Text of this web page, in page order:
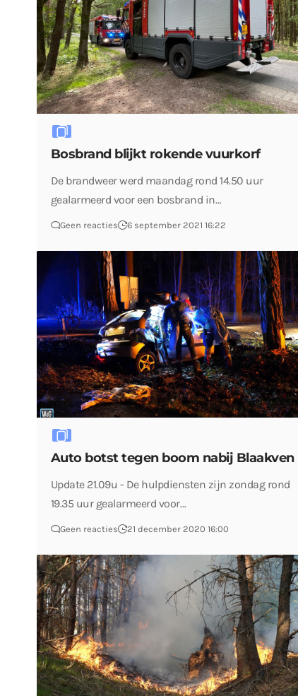
Bosbrand blijkt rokende vuurkorf
De brandweer werd maandag rond 14.50 uur
gealarmeerd voor een bosbrand in…
Geen reacties 6 september 2021 16:22
Auto botst tegen boom nabij Blaakven
Update 21.09u - De hulpdiensten zijn zondag rond
19.35 uur gealarmeerd voor…
Geen reacties 21 december 2020 16:00